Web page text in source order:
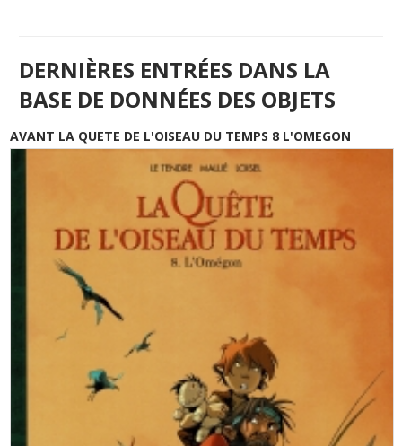
DERNIÈRES ENTRÉES DANS LA
BASE DE DONNÉES DES OBJETS
AVANT LA QUETE DE L'OISEAU DU TEMPS 8 L'OMEGON